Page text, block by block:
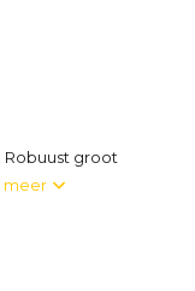
Robuust groot
meer